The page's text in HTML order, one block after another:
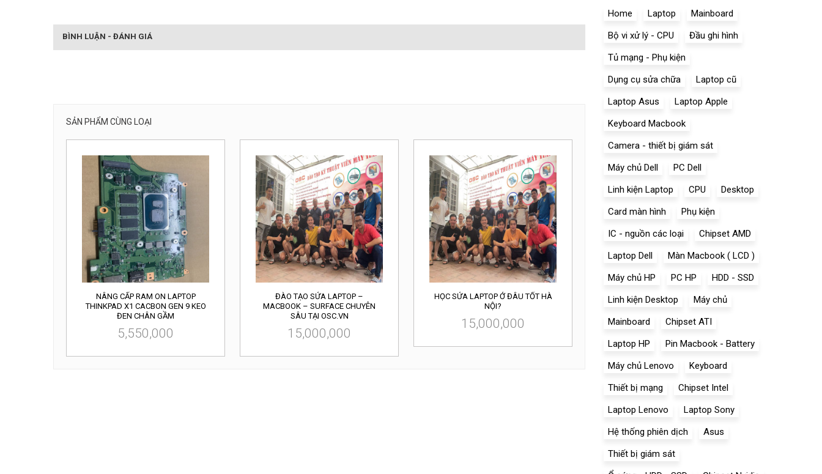
BÌNH LUẬN - ĐÁNH GIÁ
SẢN PHẨM CÙNG LOẠI
NÂNG CẤP RAM ON LAPTOP
THINKPAD X1 CACBON GEN 9 KEO
ĐEN CHÂN GẦM
5,550,000
ĐÀO TẠO SỬA LAPTOP –
MACBOOK – SURFACE CHUYÊN
SÂU TẠI OSC.VN
15,000,000
HỌC SỬA LAPTOP Ở ĐÂU TỐT HÀ
NỘI?
15,000,000
Home Laptop
Mainboard
Bộ vi xử lý - CPU
Đầu ghi hình
Tủ mạng - Phụ kiện
Dụng cụ sửa chữa
Laptop cũ
Laptop Asus
Laptop Apple
Keyboard Macbook
Camera - thiết bị giám sát
Máy chủ Dell
PC Dell
Linh kiện Laptop
CPU
Desktop
Card màn hình
Phụ kiện
IC - nguồn các loại
Chipset AMD
Laptop Dell
Màn Macbook ( LCD )
Máy chủ HP
PC HP
HDD - SSD
Linh kiện Desktop
Máy chủ
Mainboard
Chipset ATI
Laptop HP
Pin Macbook - Battery
Máy chủ Lenovo
Keyboard
Thiết bị mạng
Chipset Intel
Laptop Lenovo
Laptop Sony
Hệ thống phiên dịch
Asus
Thiết bị giám sát